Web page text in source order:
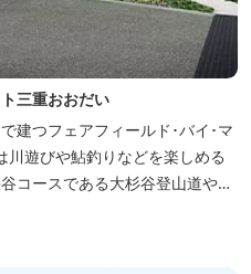
三重おおだい
建つフェアフィールド･バイ･マ
川遊びや鮎釣りなどを楽しめる
コースである大杉谷登山道や、
、表情豊かな山々が連なりま
ッ釜滝など、大自然が作り出す